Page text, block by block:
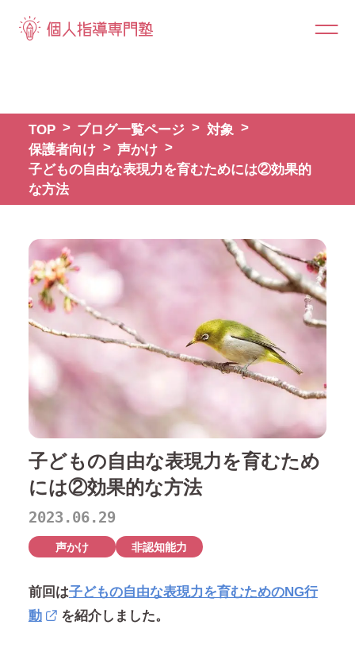
TOP ブログ一覧ページ
対象
保護者向け
声かけ
子どもの自由な表現力を育むためには②効果的
な方法
子どもの自由な表現力を育むため
には②効果的な方法
2023.06.29
声かけ 非認知能力
前回は子どもの自由な表現力を育むためのNG行
動
を紹介しました。